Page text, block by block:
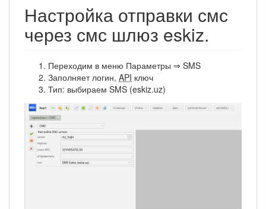
Настройка отправки смс
через смс шлюз eskiz.
Переходим в меню Параметры ⇒ SMS
Заполняет логин, API ключ
Тип: выбираем SMS (eskiz.uz)